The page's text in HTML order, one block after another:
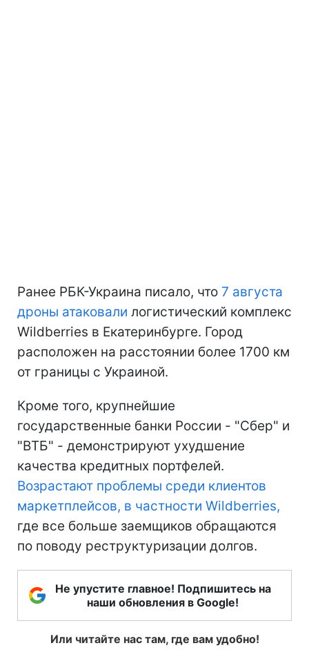
Ранее РБК-Украина писало, что 7 августа
дроны атаковали логистический комплекс
Wildberries в Екатеринбурге. Город
расположен на расстоянии более 1700 км
от границы с Украиной.
Кроме того, крупнейшие
государственные банки России - "Сбер" и
"ВТБ" - демонстрируют ухудшение
качества кредитных портфелей.
Возрастают проблемы среди клиентов
маркетплейсов, в частности Wildberries,
где все больше заемщиков обращаются
по поводу реструктуризации долгов.
Не упустите главное! Подпишитесь на
наши обновления в Google!
Или читайте нас там, где вам удобно!